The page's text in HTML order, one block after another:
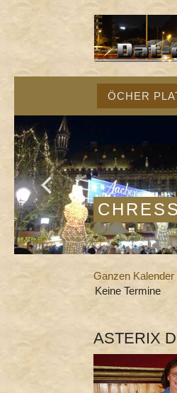
ÖCHER
Ganzen Kalender
Keine Termine
ASTERIX